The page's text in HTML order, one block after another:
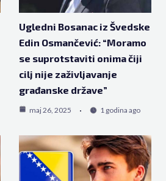
Ugledni Bosanac iz Švedske
Edin Osmančević: “Moramo
se suprotstaviti onima čiji
cilj nije zaživljavanje
građanske države”
maj 26, 2025 1 godina ago